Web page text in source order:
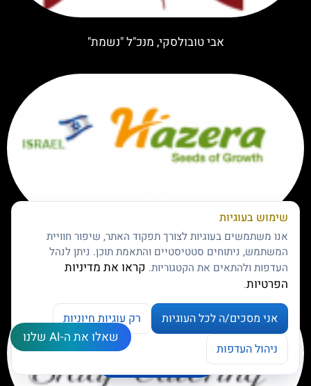
אבי טובולסקי, מנכ"ל "נשמת"
ברק שטרית, מנהל רכש ישראל הזרע סידס בע"מ
שאלו את ה-AI שלנו
שימוש בעוגיות
אנו משתמשים בעוגיות לצורך תפקוד האתר, שיפור חוויית
המשתמש, ניתוחים סטטיסטיים והתאמת תוכן. ניתן לנהל
העדפות ולהתאים את הקטגוריות. קראו את מדיניות
הפרטיות.
אני מסכים/ה לכל העוגיות
רק עוגיות חיוניות
ניהול העדפות
צרו קשר
Open chaty